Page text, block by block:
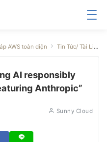
AWS toàn diện Tin Tức/ Tài Liệu
AI responsibly
Anthropic”
Sunny Cloud